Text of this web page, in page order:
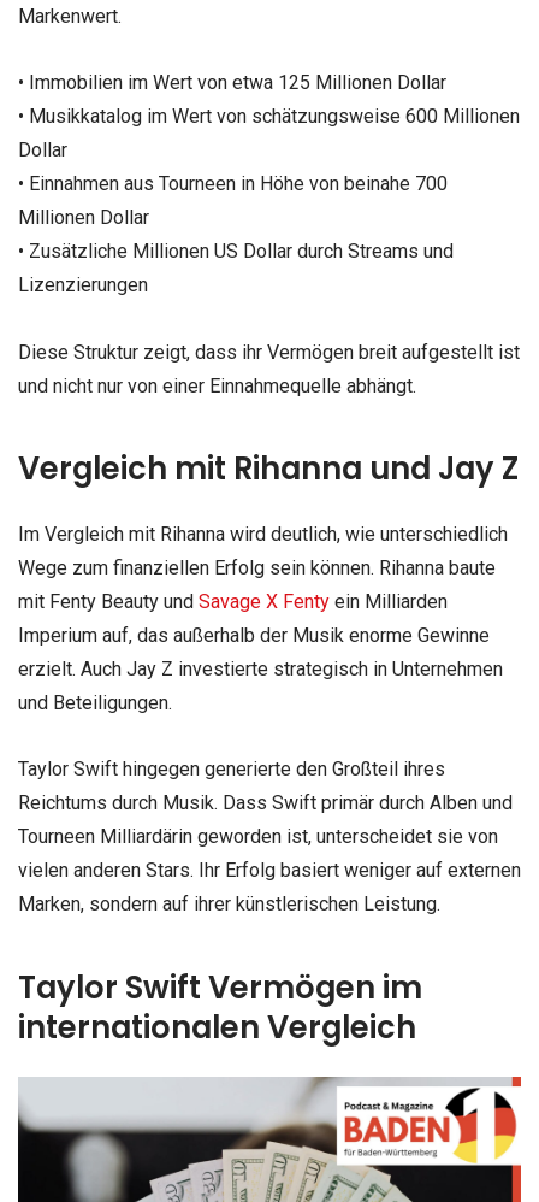
Markenwert.
• Immobilien im Wert von etwa 125 Millionen Dollar
• Musikkatalog im Wert von schätzungsweise 600 Millionen
Dollar
• Einnahmen aus Tourneen in Höhe von beinahe 700
Millionen Dollar
• Zusätzliche Millionen US Dollar durch Streams und
Lizenzierungen
Diese Struktur zeigt, dass ihr Vermögen breit aufgestellt ist
und nicht nur von einer Einnahmequelle abhängt.
Vergleich mit Rihanna und Jay Z
Im Vergleich mit Rihanna wird deutlich, wie unterschiedlich
Wege zum finanziellen Erfolg sein können. Rihanna baute
mit Fenty Beauty und Savage X Fenty ein Milliarden
Imperium auf, das außerhalb der Musik enorme Gewinne
erzielt. Auch Jay Z investierte strategisch in Unternehmen
und Beteiligungen.
Taylor Swift hingegen generierte den Großteil ihres
Reichtums durch Musik. Dass Swift primär durch Alben und
Tourneen Milliardärin geworden ist, unterscheidet sie von
vielen anderen Stars. Ihr Erfolg basiert weniger auf externen
Marken, sondern auf ihrer künstlerischen Leistung.
Taylor Swift Vermögen im
internationalen Vergleich